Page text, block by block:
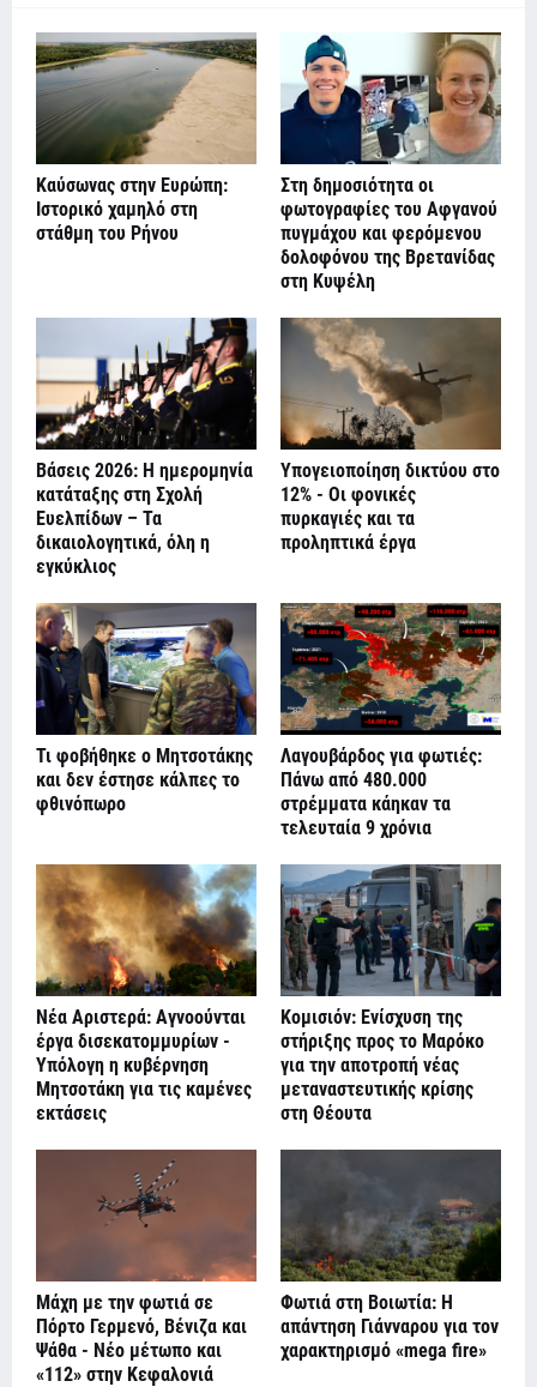
Καύσωνας στην Ευρώπη:
Ιστορικό χαμηλό στη
στάθμη του Ρήνου
Στη δημοσιότητα οι
φωτογραφίες του Αφγανού
πυγμάχου και φερόμενου
δολοφόνου της Βρετανίδας
στη Κυψέλη
Βάσεις 2026: Η ημερομηνία
κατάταξης στη Σχολή
Ευελπίδων – Τα
δικαιολογητικά, όλη η
εγκύκλιος
Υπογειοποίηση δικτύου στο
12% - Οι φονικές
πυρκαγιές και τα
προληπτικά έργα
Τι φοβήθηκε ο Μητσοτάκης
και δεν έστησε κάλπες το
φθινόπωρο
Λαγουβάρδος για φωτιές:
Πάνω από 480.000
στρέμματα κάηκαν τα
τελευταία 9 χρόνια
Νέα Αριστερά: Αγνοούνται
έργα δισεκατομμυρίων -
Υπόλογη η κυβέρνηση
Μητσοτάκη για τις καμένες
εκτάσεις
Κομισιόν: Ενίσχυση της
στήριξης προς το Μαρόκο
για την αποτροπή νέας
μεταναστευτικής κρίσης
στη Θέουτα
Μάχη με την φωτιά σε
Πόρτο Γερμενό, Βένιζα και
Ψάθα - Νέο μέτωπο και
«112» στην Κεφαλονιά
Φωτιά στη Βοιωτία: Η
απάντηση Γιάνναρου για τον
χαρακτηρισμό «mega fire»